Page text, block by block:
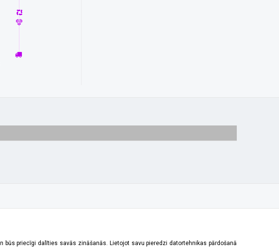
priecīgi dalīties savās zināšanās. Lietojot savu pieredzi datortehnikas pārdošanā